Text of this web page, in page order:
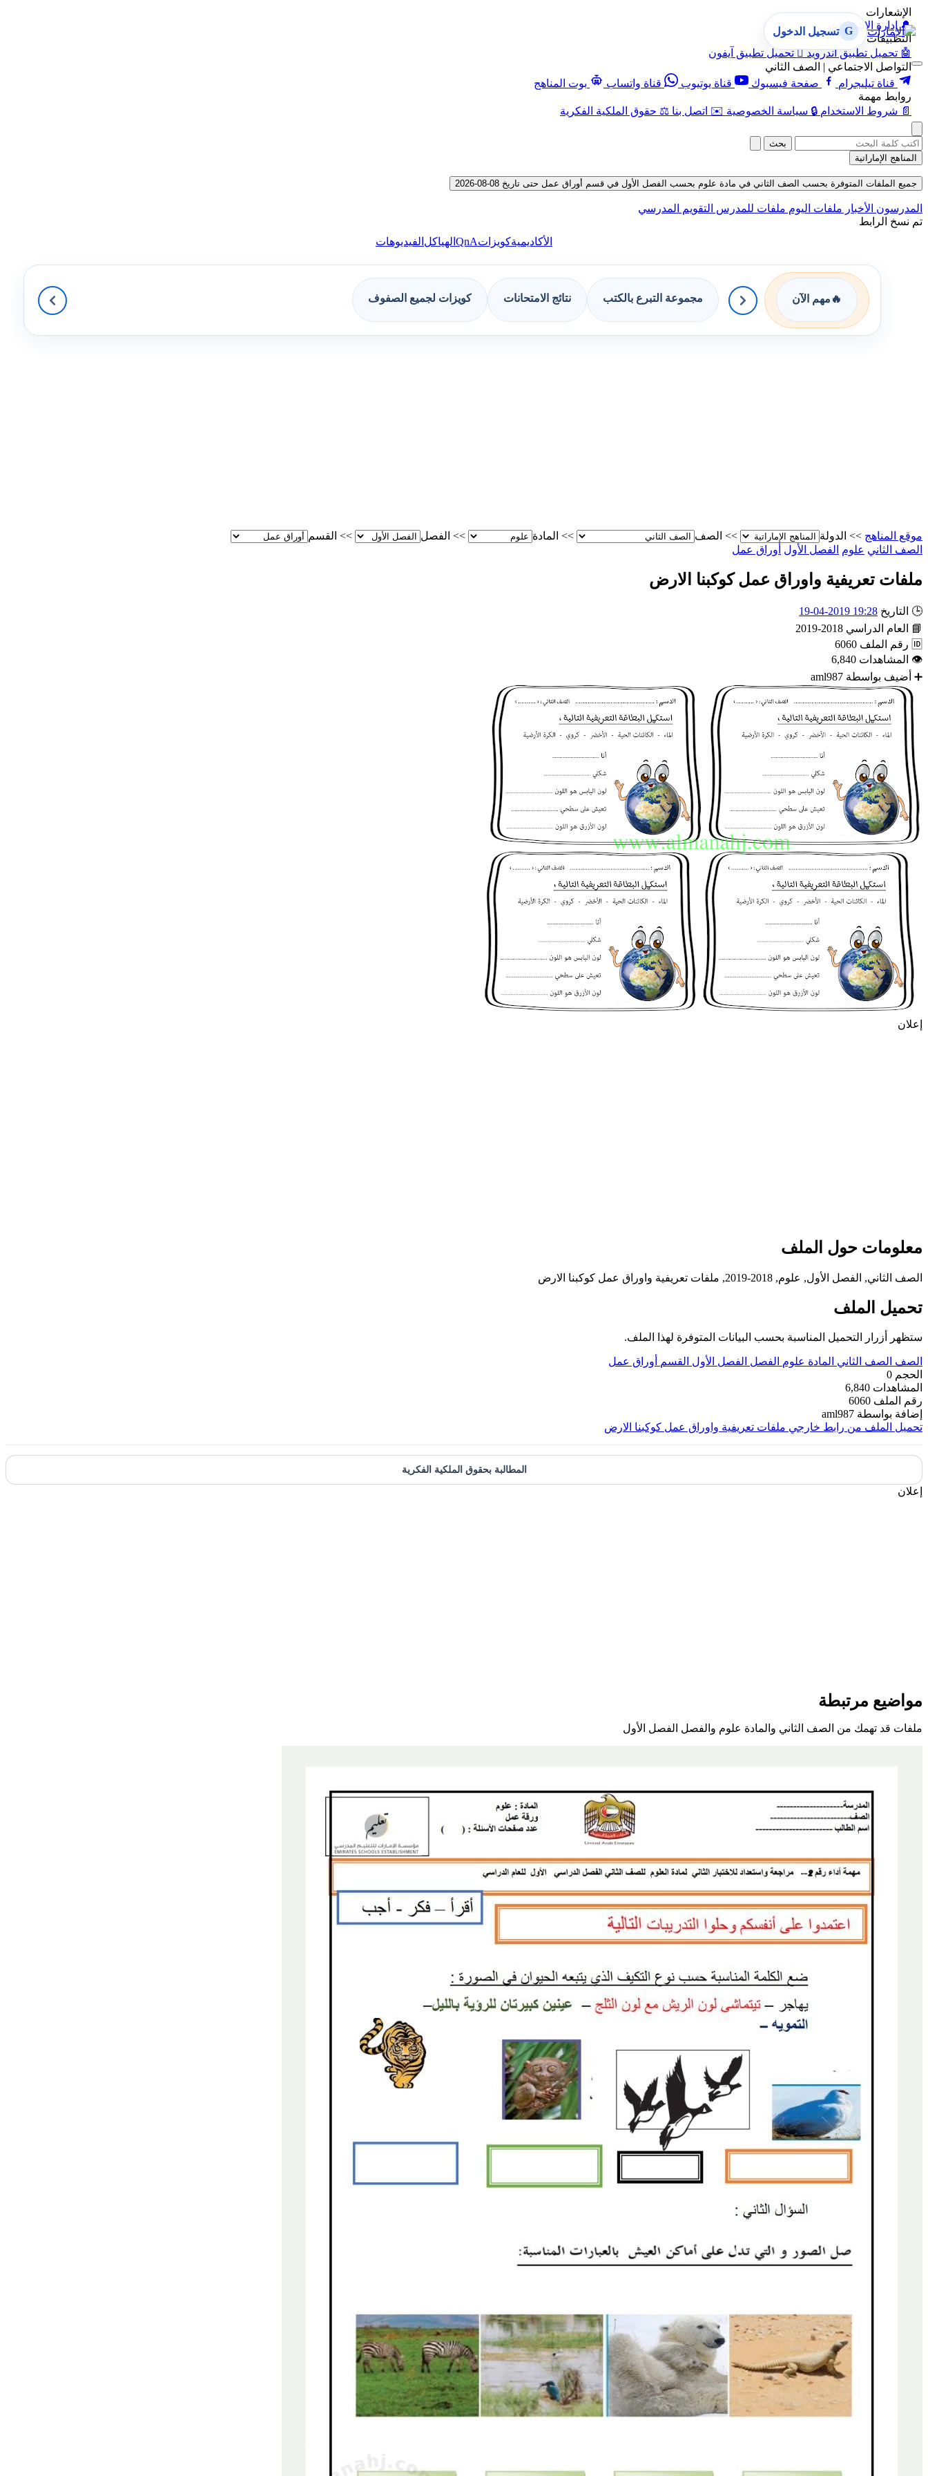
الإشعارات
🔔 إدارة الإشعارات
التطبيقات
🤖 تحميل تطبيق أندرويد  تحميل تطبيق آيفون
التواصل الاجتماعي | الصف الثاني
قناة تيليجرام
صفحة فيسبوك قناة يوتيوب قناة واتساب
بوت المناهج
روابط مهمة
📄 شروط الاستخدام 🔒 سياسة الخصوصية ✉️ اتصل بنا ⚖️ حقوق الملكية الفكرية
G تسجيل الدخول
بحث
المناهج الإماراتية
جميع الملفات المتوفرة بحسب الصف الثاني في مادة علوم بحسب الفصل الأول في قسم أوراق عمل حتى تاريخ 08-08-2026
المدرسون الأخبار ملفات اليوم ملفات للمدرس التقويم المدرسي
تم نسخ الرابط
الأكاديميةكويزاتQnA الهياكل الفيديوهات
🔥 مهم الآن مجموعة التبرع بالكتب نتائج الامتحانات كويزات لجميع الصفوف
موقع المناهج >> الدولة >> الصف >> المادة >> الفصل >> القسم
الصف الثاني علوم الفصل الأول أوراق عمل
ملفات تعريفية واوراق عمل كوكبنا الارض
🕒 التاريخ 19:28 2019-04-19
📘
العام الدراسي 2018-2019
🆔 رقم الملف 6060
👁 المشاهدات 6,840
➕ أضيف بواسطة aml987
إعلان
معلومات حول الملف
الصف الثاني, الفصل الأول, علوم, 2018-2019, ملفات تعريفية واوراق عمل كوكبنا الارض
تحميل الملف
ستظهر أزرار التحميل المناسبة بحسب البيانات المتوفرة لهذا الملف.
الصف الصف الثاني المادة علوم الفصل الفصل الأول القسم أوراق عمل
الحجم 0
المشاهدات 6,840
رقم الملف 6060
إضافة بواسطة aml987
تحميل الملف من رابط خارجي ملفات تعريفية واوراق عمل كوكبنا الارض
المطالبة بحقوق الملكية الفكرية
إعلان
مواضيع مرتبطة
ملفات قد تهمك من الصف الثاني والمادة علوم والفصل الفصل الأول